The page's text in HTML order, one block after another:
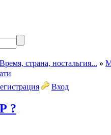
Время, страна, ностальгия... »
Вход
?